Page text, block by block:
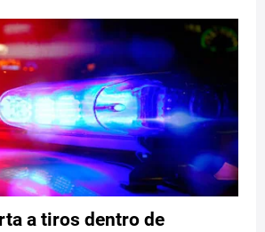
a tiros dentro de